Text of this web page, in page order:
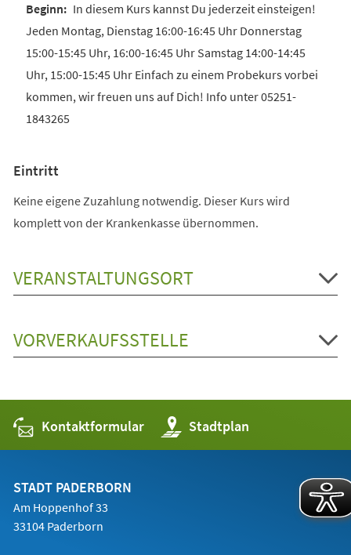
In diesem Kurs kannst Du jederzeit einsteigen!
Jeden Montag, Dienstag 16:00-16:45 Uhr Donnerstag
15:00-15:45 Uhr, 16:00-16:45 Uhr Samstag 14:00-14:45
Uhr, 15:00-15:45 Uhr Einfach zu einem Probekurs vorbei
kommen, wir freuen uns auf Dich! Info unter 05251-
1843265
Eintritt
Keine eigene Zuzahlung notwendig. Dieser Kurs wird
komplett von der Krankenkasse übernommen.
VERANSTALTUNGSORT
VORVERKAUFSSTELLE
Kontaktformular Stadtplan
(Öffnet
in
einem
STADT PADERBORN
Am Hoppenhof 33
33104 Paderborn